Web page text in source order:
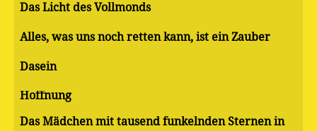
Das Licht des Vollmonds
Alles, was uns noch retten kann, ist ein Zauber
Dasein
Hoffnung
Das Mädchen mit tausend funkelnden Sternen in